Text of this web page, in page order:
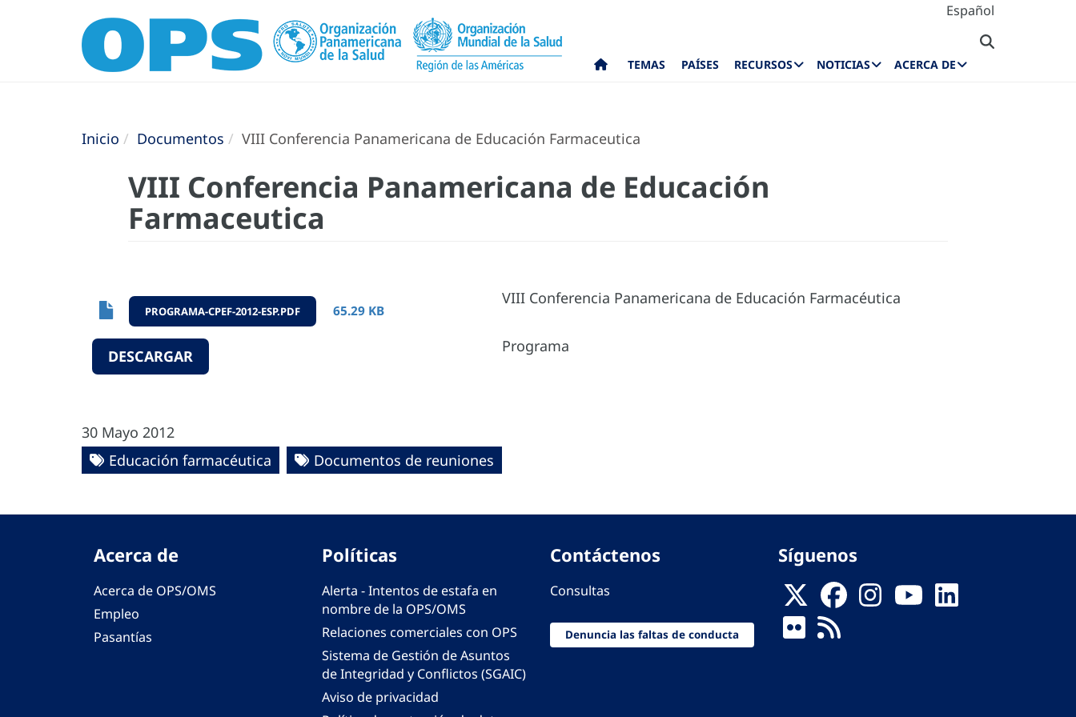
Español
TEMAS PAÍSES RECURSOS NOTICIAS ACERCA DE
Inicio Documentos VIII Conferencia Panamericana de Educación Farmaceutica
VIII Conferencia Panamericana de Educación
Farmaceutica
PROGRAMA-CPEF-2012-ESP.PDF 65.29 KB
DESCARGAR
VIII Conferencia Panamericana de Educación Farmacéutica
Programa
30 Mayo 2012
Educación farmacéutica
Documentos de reuniones
Acerca de
Acerca de OPS/OMS
Empleo
Pasantías
Políticas
Alerta - Intentos de estafa en
nombre de la OPS/OMS
Relaciones comerciales con OPS
Sistema de Gestión de Asuntos
de Integridad y Conflictos (SGAIC)
Aviso de privacidad
Contáctenos
Consultas
Denuncia las faltas de conducta
Síguenos